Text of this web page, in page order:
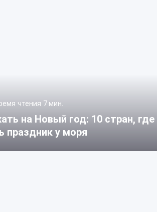
чтения 7 мин.
на Новый год: 10 стран,
праздник у моря